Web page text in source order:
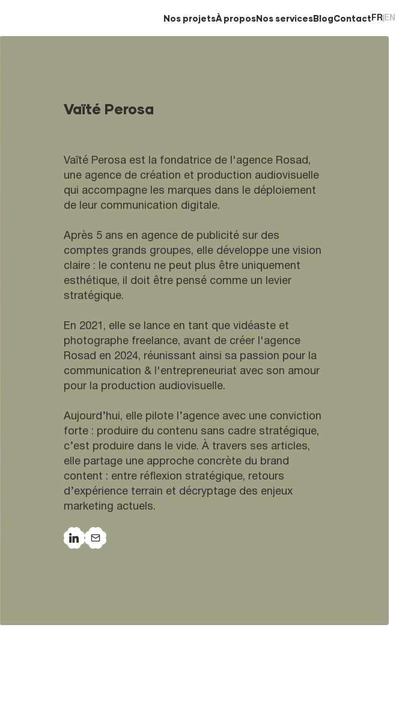
Nos projetsÀ proposNosservicesBlogContact FR EN
Vaïté Perosa
Vaïté Perosa est la fondatrice de l'agence Rosad,
une agence de création et production audiovisuelle
qui accompagne les marques dans le déploiement
de leur communication digitale.
Après 5 ans en agence de publicité sur des
comptes grands groupes, elle développe une vision
claire : le contenu ne peut plus être uniquement
esthétique, il doit être pensé comme un levier
stratégique.
En 2021, elle se lance en tant que vidéaste et
photographe freelance, avant de créer l'agence
Rosad en 2024, réunissant ainsi sa passion pour la
communication & l'entrepreneuriat avec son amour
pour la production audiovisuelle.
Aujourd’hui, elle pilote l’agence avec une conviction
forte : produire du contenu sans cadre stratégique,
c’est produire dans le vide. À travers ses articles,
elle partage une approche concrète du brand
content : entre réflexion stratégique, retours
d’expérience terrain et décryptage des enjeux
marketing actuels.